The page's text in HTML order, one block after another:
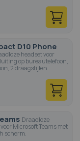
D10 Phone
headset voor
op bureautelefoon,
2 draagstijlen
Draadloze
Microsoft Teams met
scherm.